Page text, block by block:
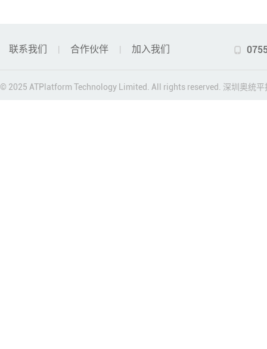
联系我们 合作伙伴 加入我们 
© 2025 ATPlatform Technology Limited. All rights reserved. 深圳奥统